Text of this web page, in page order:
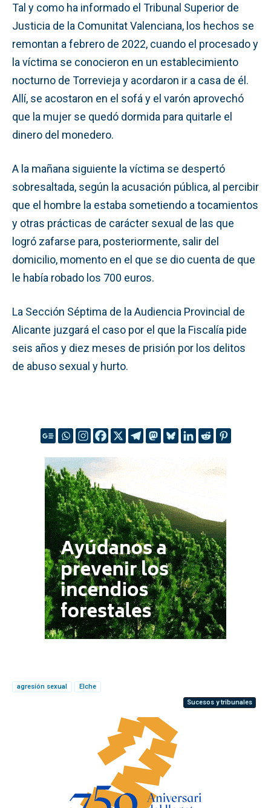
Tal y como ha informado el Tribunal Superior de
Justicia de la Comunitat Valenciana, los hechos se
remontan a febrero de 2022, cuando el procesado y
la víctima se conocieron en un establecimiento
nocturno de Torrevieja y acordaron ir a casa de él.
Allí, se acostaron en el sofá y el varón aprovechó
que la mujer se quedó dormida para quitarle el
dinero del monedero.
A la mañana siguiente la víctima se despertó
sobresaltada, según la acusación pública, al percibir
que el hombre la estaba sometiendo a tocamientos
y otras prácticas de carácter sexual de las que
logró zafarse para, posteriormente, salir del
domicilio, momento en el que se dio cuenta de que
le había robado los 700 euros.
La Sección Séptima de la Audiencia Provincial de
Alicante juzgará el caso por el que la Fiscalía pide
seis años y diez meses de prisión por los delitos
de abuso sexual y hurto.
agresión sexual
Elche
Sucesos y tribunales